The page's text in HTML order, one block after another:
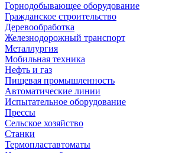
Горнодобывающее оборудование
Гражданское строительство
Деревообработка
Железнодорожный транспорт
Металлургия
Мобильная техника
Нефть и газ
Пищевая промышленность
Автоматические линии
Испытательное оборудование
Прессы
Сельское хозяйство
Станки
Термопластавтоматы